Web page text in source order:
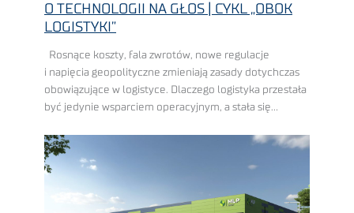
O TECHNOLOGII NA GŁOS | CYKL „OBOK
LOGISTYKI”
Rosnące koszty, fala zwrotów, nowe regulacje
i napięcia geopolityczne zmieniają zasady dotychczas
obowiązujące w logistyce. Dlaczego logistyka przestała
być jedynie wsparciem operacyjnym, a stała się
odporne łańcuchy dostaw, odpowiadać na zmienia...